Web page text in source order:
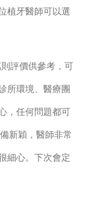
植牙醫師可以選
評價供參考，可
所環境、醫療團
，任何問題都可
新穎，醫師非常
細心。下次會定